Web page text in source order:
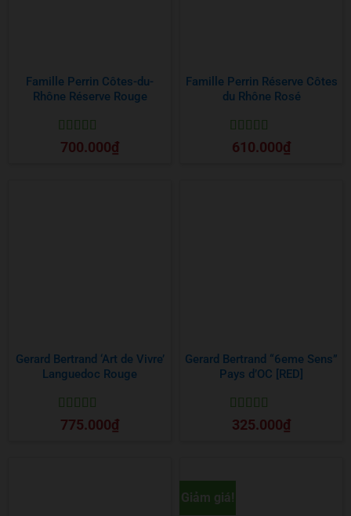
Famille Perrin Côtes-du-
Rhône Réserve Rouge
Được xếp
hạng55 sao
700.000₫
Famille Perrin Réserve Côtes
du Rhône Rosé
Được xếp
hạng55 sao
610.000₫
Gerard Bertrand ‘Art de Vivre’
Languedoc Rouge
Được xếp
hạng55 sao
775.000₫
Gerard Bertrand “6eme Sens”
Pays d’OC [RED]
Được xếp
hạng55 sao
325.000₫
Giảm giá!